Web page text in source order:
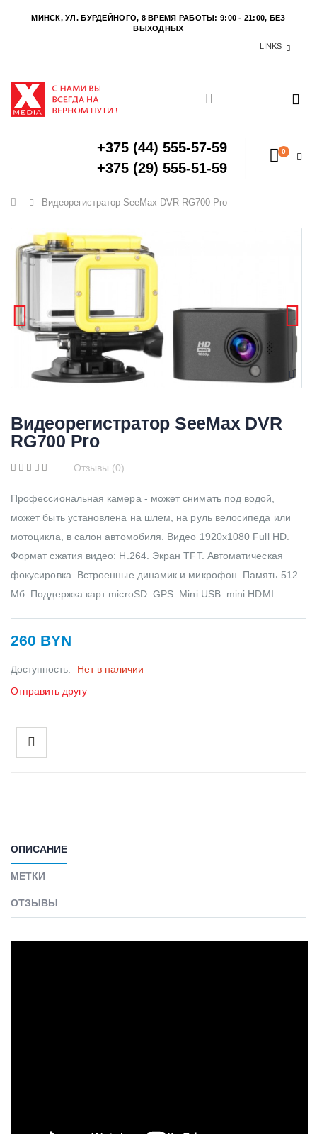
МИНСК, УЛ. БУРДЕЙНОГО, 8 ВРЕМЯ РАБОТЫ: 9:00 - 21:00, БЕЗ
ВЫХОДНЫХ
LINKS
+375 (44) 555-57-59
+375 (29) 555-51-59
0
Главная
Видеорегистратор SeeMax DVR RG700 Pro
Видеорегистратор SeeMax DVR
RG700 Pro
Отзывы (0)
Профессиональная камера - может снимать под водой,
может быть установлена на шлем, на руль велосипеда или
мотоцикла, в салон автомобиля. Видео 1920x1080 Full HD.
Формат сжатия видео: H.264. Экран TFT. Автоматическая
фокусировка. Встроенные динамик и микрофон. Память 512
Мб. Поддержка карт microSD. GPS. Mini USB. mini HDMI.
260 BYN
Доступность:
Нет в наличии
Отправить другу
ОПИСАНИЕ
МЕТКИ
ОТЗЫВЫ